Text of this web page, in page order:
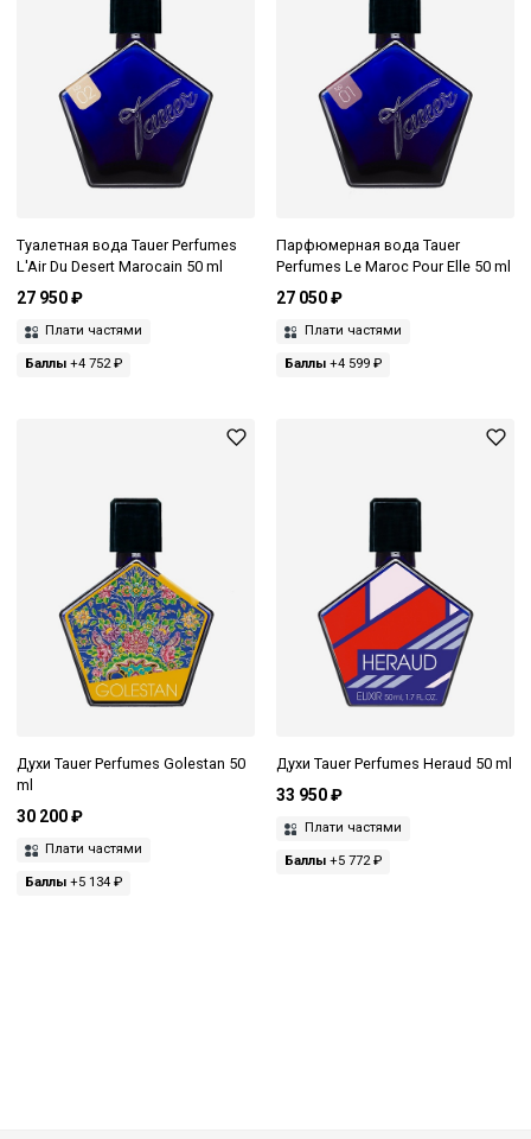
Туалетная вода Tauer Perfumes
L'Air Du Desert Marocain 50 ml
27 950 ₽
Плати частями
Баллы +4 752 ₽
Парфюмерная вода Tauer
Perfumes Le Maroc Pour Elle 50 ml
27 050 ₽
Плати частями
Баллы+4 599 ₽
Духи Tauer Perfumes Golestan 50
ml
30 200 ₽
Плати частями
Баллы +5 134 ₽
Духи Tauer Perfumes Heraud 50 ml
33 950 ₽
Плати частями
Баллы+5 772 ₽